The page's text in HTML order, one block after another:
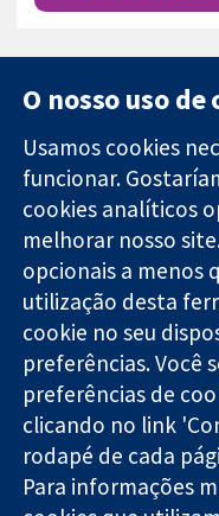
Evidências
confiáveis.
Decisões
informadas.
Melhor saúde.
A Cochrane
(caridade nº 1045921) e
O nosso uso de
Usamos cookies
funcionar.
cookies analíticos
melhorar nosso
opcionais a menos
utilização desta
cookie no seu
preferências. Você
preferências de
clicando no link
rodapé de cada
Para informações